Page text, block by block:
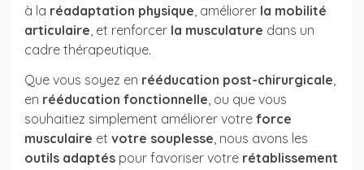
à la réadaptation physique , améliorer la mobilité
articulaire , et renforcer la musculature dans un
cadre thérapeutique.
Que vous soyez en rééducation post-chirurgicale
en rééducation fonctionnelle , ou que vous
souhaitiez simplement améliorer votre force
musculaire et votre souplesse , nous avons les
outils adaptés pour favoriser votre rétablissement